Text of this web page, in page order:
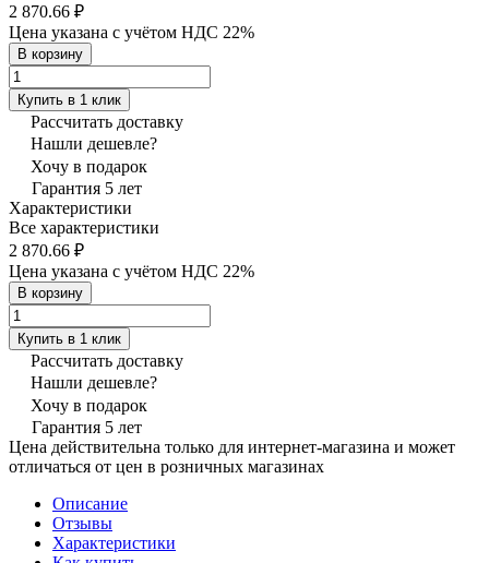
2 870.66 ₽
Цена указана с учётом НДС 22%
В корзину
Купить в 1 клик
Рассчитать доставку
Нашли дешевле?
Хочу в подарок
Гарантия 5 лет
Характеристики
Все характеристики
2 870.66 ₽
Цена указана с учётом НДС 22%
В корзину
Купить в 1 клик
Рассчитать доставку
Нашли дешевле?
Хочу в подарок
Гарантия 5 лет
Цена действительна только для интернет-магазина и может
отличаться от цен в розничных магазинах
Описание
Отзывы
Характеристики